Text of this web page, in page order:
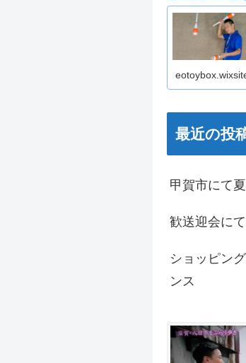
最近の投
甲賀市にて
歓送迎会に
ショッピン
ンス